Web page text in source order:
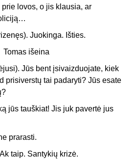
lovos, o jis klausia, ar
Juokinga. Išties.
Tomas išeina
Jūs bent įsivaizduojate, kiek
prisiverstų tai padaryti? Jūs esate
jūs tauškiat! Jis juk pavertė jus
prarasti.
taip. Santykių krizė.